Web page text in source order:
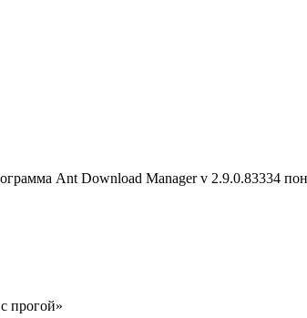
Ant Download Manager v 2.9.0.83334
прогой»